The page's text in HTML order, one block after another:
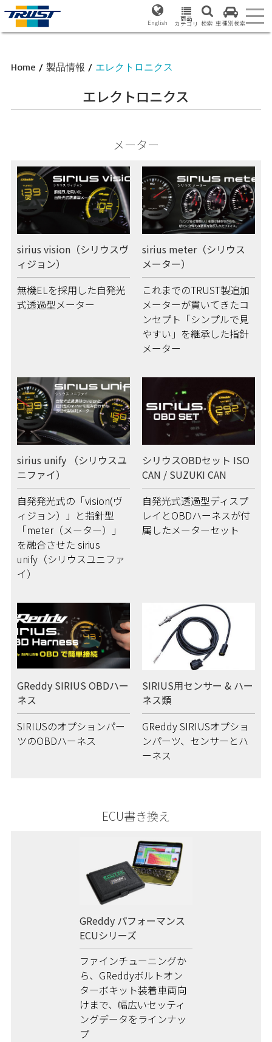
English 商品
カテゴリ 検索 車種別検索
Home / 製品情報 / エレクトロニクス
エレクトロニクス
メーター
sirius vision（シリウスヴ
ィジョン）
無機ELを採用した自発光
式透過型メーター
sirius meter（シリウス
メーター）
これまでのTRUST製追加
メーターが貫いてきたコ
ンセプト「シンプルで見
やすい」を継承した指針
メーター
sirius unify （シリウスユ
ニファイ）
自発発光式の「vision(ヴ
ィジョン）」と指針型
「meter（メーター）」
を融合させた sirius
unify（シリウスユニファ
イ）
シリウスOBDセット ISO
CAN / SUZUKI CAN
自発光式透過型ディスプ
レイとOBDハーネスが付
属したメーターセット
GReddy SIRIUS OBDハー
ネス
SIRIUSのオプションパー
ツのOBDハーネス
SIRIUS用センサー & ハー
ネス類
GReddy SIRIUSオプショ
ンパーツ、センサーとハ
ーネス
ECU書き換え
GReddy パフォーマンス
ECUシリーズ
ファインチューニングか
ら、GReddyボルトオン
ターボキット装着車両向
けまで、幅広いセッティ
ングデータをラインナッ
プ